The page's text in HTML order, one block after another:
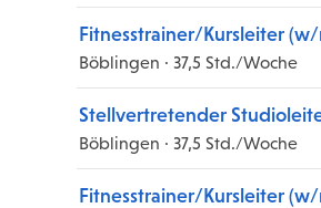
Fitnesstrainer/Kursleiter
Böblingen · 37,5 Std./Woche
Stellvertretender
Böblingen · 37,5 Std./Woche
Fitnesstrainer/Kursleiter